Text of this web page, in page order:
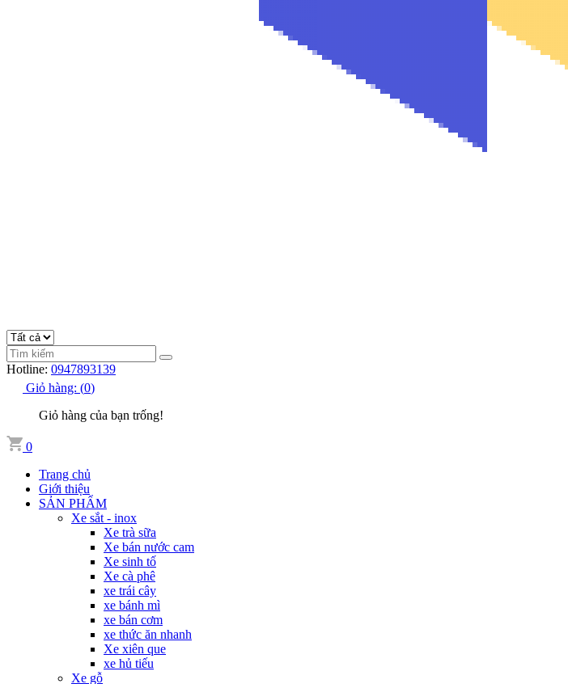
Hotline: 0947893139
Giỏ hàng: (0)
Giỏ hàng của bạn trống!
0
Trang chủ
Giới thiệu
SẢN PHẨM
Xe sắt - inox
Xe trà sữa
Xe bán nước cam
Xe sinh tố
Xe cà phê
xe trái cây
xe bánh mì
xe bán cơm
xe thức ăn nhanh
Xe xiên que
xe hủ tiếu
Xe gỗ